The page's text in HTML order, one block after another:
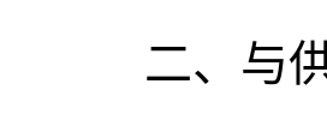
二、与供